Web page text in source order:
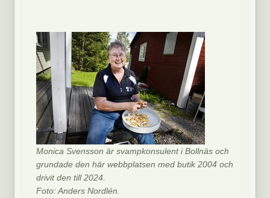
Monica Svensson är svampkonsulent i Bollnäs och
grundade den här webbplatsen med butik 2004 och
drivit den till 2024.
Foto: Anders Nordlén.